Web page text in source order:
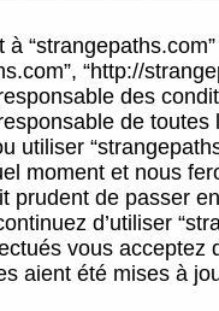
“http://
des
de
utiliser
moment et nous
prudent de passer
d’utiliser
vous acceptez
aient été mises à